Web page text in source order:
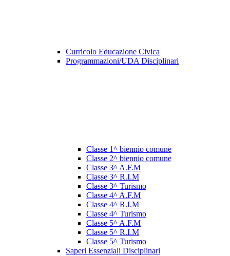
Curricolo Educazione Civica
Programmazioni/UDA Disciplinari
Classe 1^ biennio comune
Classe 2^ biennio comune
Classe 3^ A.F.M
Classe 3^ R.I.M
Classe 3^ Turismo
Classe 4^ A.F.M
Classe 4^ R.I.M
Classe 4^ Turismo
Classe 5^ A.F.M
Classe 5^ R.I.M
Classe 5^ Turismo
Saperi Essenziali Disciplinari